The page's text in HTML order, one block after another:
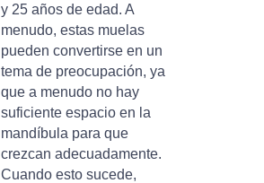
y 25 años de edad. A
menudo, estas muelas
pueden convertirse en un
tema de preocupación, ya
que a menudo no hay
suficiente espacio en la
mandíbula para que
crezcan adecuadamente.
Cuando esto sucede,